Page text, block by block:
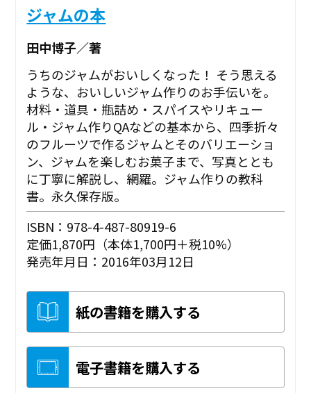
ジャムの本
田中博子／著
うちのジャムがおいしくなった！ そう思える
ような、おいしいジャム作りのお手伝いを。
材料・道具・瓶詰め・スパイスやリキュー
ル・ジャム作りQAなどの基本から、四季折々
のフルーツで作るジャムとそのバリエーショ
ン、ジャムを楽しむお菓子まで、写真ととも
に丁寧に解説し、網羅。ジャム作りの教科
書。永久保存版。
ISBN：978-4-487-80919-6
定価1,870円（本体1,700円＋税10%）
発売年月日：2016年03月12日
紙の書籍を購入する
電子書籍を購入する